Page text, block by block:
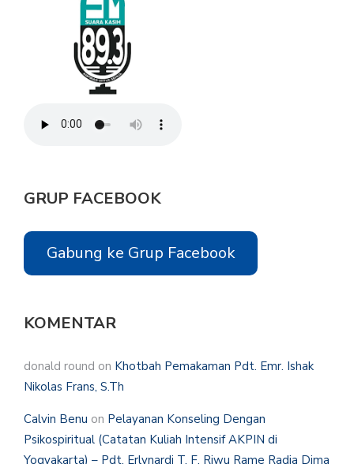
GRUP FACEBOOK
Gabung ke Grup Facebook
KOMENTAR
donald round on Khotbah Pemakaman Pdt. Emr. Ishak
Nikolas Frans, S.Th
Calvin Benu on Pelayanan Konseling Dengan
Psikospiritual (Catatan Kuliah Intensif AKPIN di
Yogyakarta) – Pdt. Erlynardi T. F. Riwu Rame Radja Dima